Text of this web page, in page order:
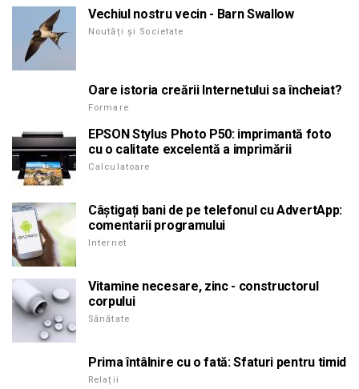
Vechiul nostru vecin - Barn Swallow
Noutăți și Societate
Oare istoria creării Internetului sa încheiat?
Formare
EPSON Stylus Photo P50: imprimantă foto
cu o calitate excelentă a imprimării
Calculatoare
Câștigați bani de pe telefonul cu AdvertApp:
comentarii programului
Internet
Vitamine necesare, zinc - constructorul
corpului
Sănătate
Prima întâlnire cu o fată: Sfaturi pentru timid
Relații